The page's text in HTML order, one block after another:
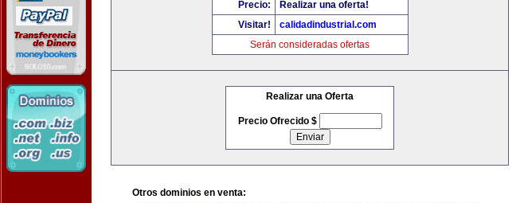
Precio:
Realizar una oferta!
Visitar!
calidadindustrial.com
Serán consideradas ofertas
Realizar una Oferta
Precio Ofrecido $
Otros dominios en venta: